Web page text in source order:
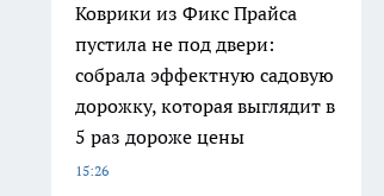
Коврики из Фикс Прайса
пустила не под двери:
собрала эффектную садовую
дорожку, которая выглядит в
5 раз дороже цены
15:26